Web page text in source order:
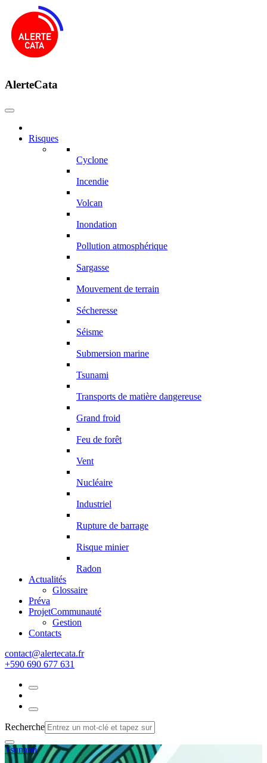
AlerteCata
Risques
Cyclone
Incendie
Volcan
Inondation
Pollution atmosphérique
Sargasse
Mouvement de terrain
Sécheresse
Séisme
Submersion marine
Tsunami
Transports de matière dangereuse
Grand froid
Feu de forêt
Vent
Nucléaire
Industriel
Rupture de barrage
Risque minier
Radon
Actualités
Glossaire
Préva
ProjetCommunauté
Gestion
Contacts
rf.atacetrela@tcatnoc
+590 690 677 631
Recherche
Tsunami